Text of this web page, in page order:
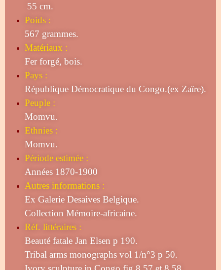
55 cm.
Poids :
567 grammes.
Matériaux :
Fer forgé, bois.
Pays :
République Démocratique du Congo.(ex Zaïre).
Peuple :
Momvu.
Ethnies :
Momvu.
Période estimée :
Années 1870-1900
Autres informations :
Ex Galerie Desaives Belgique.
Collection Mémoire-africaine.
Réf. littéraires :
Beauté fatale Jan Elsen p 190.
Tribal arms monographs vol 1/n°3 p 50.